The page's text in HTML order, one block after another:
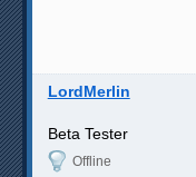
LordMerlin
Beta Tester
Offline